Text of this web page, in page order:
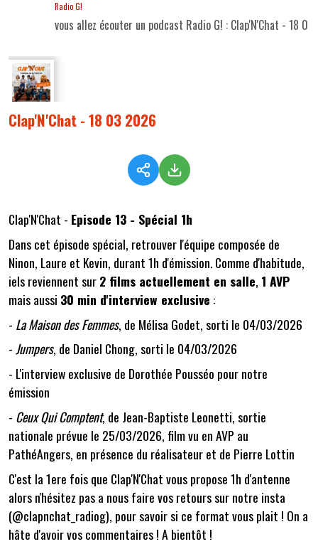
Radio G!
vous allez écouter un podcast Radio G! : Clap'N'Chat - 18
Clap'N'Chat - 18 03 2026
Clap'N'Chat - Episode 13 - Spécial 1h
Dans cet épisode spécial, retrouver l'équipe composée de
Ninon, Laure et Kevin, durant 1h d'émission. Comme d'habitude,
iels reviennent sur2 films actuellement en salle, 1 AVP
mais aussi 30 min d'interview exclusive :
- La Maison des Femmes, de Mélisa Godet, sorti le 04/03/2026
-Jumpers, de Daniel Chong, sorti le 04/03/2026
- L'interview exclusive de Dorothée Pousséo pour notre
émission
- Ceux Qui Comptent, de Jean-Baptiste Leonetti, sortie
nationale prévue le 25/03/2026, film vu en AVP au
PathéAngers, en présence du réalisateur et de Pierre Lottin
C'est la 1ere fois que Clap'N'Chat vous propose 1h d'antenne
alors n'hésitez pas a nous faire vos retours sur notre insta
(@clapnchat_radiog), pour savoir si ce format vous plait ! On a
hâte d'avoir vos commentaires ! A bientôt !